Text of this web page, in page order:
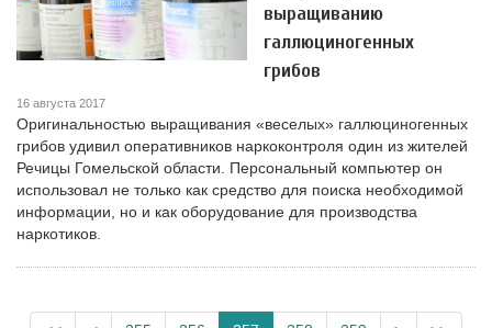
выращиванию
галлюциногенных
грибов
16 августа 2017
Оригинальностью выращивания «веселых» галлюциногенных
грибов удивил оперативников наркоконтроля один из жителей
Речицы Гомельской области. Персональный компьютер он
использовал не только как средство для поиска необходимой
информации, но и как оборудование для производства
наркотиков.